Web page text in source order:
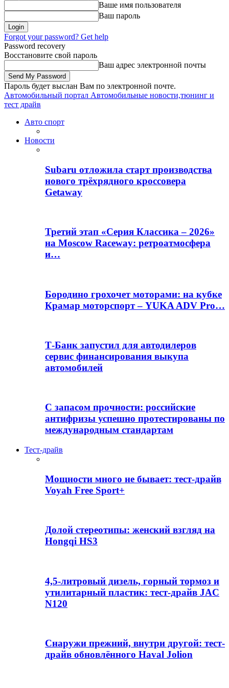
Ваше имя пользователя
Ваш пароль
Forgot your password? Get help
Password recovery
Восстановите свой пароль
Ваш адрес электронной почты
Пароль будет выслан Вам по электронной почте.
Автомобильный портал Автомобильные новости,тюнинг и
тест драйв
Авто спорт
Новости
Subaru отложила старт производства
нового трёхрядного кроссовера
Getaway
Третий этап «Серия Классика – 2026»
на Moscow Raceway: ретроатмосфера
и…
Бородино грохочет моторами: на кубке
Крамар моторспорт – YUKA ADV Pro…
Т-Банк запустил для автодилеров
сервис финансирования выкупа
автомобилей
С запасом прочности: российские
антифризы успешно протестированы по
международным стандартам
Тест-драйв
Мощности много не бывает: тест-драйв
Voyah Free Sport+
Долой стереотипы: женский взгляд на
Hongqi HS3
4,5-литровый дизель, горный тормоз и
утилитарный пластик: тест-драйв JAC
N120
Снаружи прежний, внутри другой: тест-
драйв обновлённого Haval Jolion